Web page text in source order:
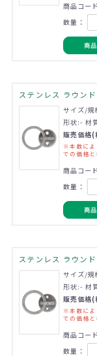
商品コー
数量：
商
ステンレス ラウン
サイズ/
形状:- 材
販売価格
※本数によ
での価格と
商品コー
数量：
商
ステンレス ラウン
サイズ/
形状:- 材
販売価格
※本数によ
での価格と
商品コー
数量：